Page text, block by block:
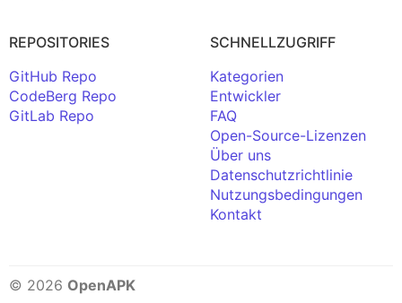
REPOSITORIES
GitHub Repo
CodeBerg Repo
GitLab Repo
SCHNELLZUGRIFF
Kategorien
Entwickler
FAQ
Open-Source-Lizenzen
Über uns
Datenschutzrichtlinie
Nutzungsbedingungen
Kontakt
© 2026 OpenAPK